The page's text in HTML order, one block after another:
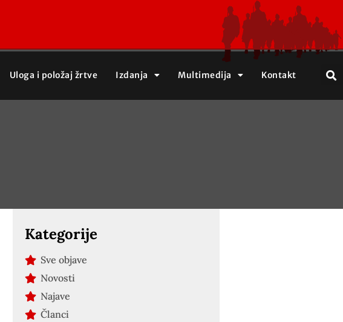
Uloga i položaj žrtve Izdanja Multimedija Kontakt
Kategorije
Sve objave
Novosti
Najave
Članci